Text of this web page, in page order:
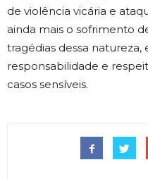
de violência vicária e
ainda mais o sofrimento
tragédias dessa
responsabilidade e
casos sensíveis.